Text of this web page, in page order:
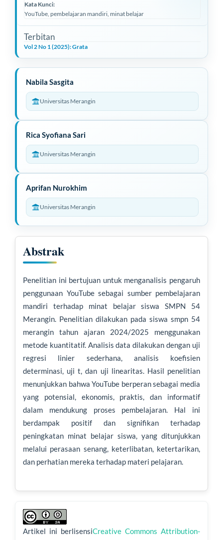
Kata Kunci:
YouTube, pembelajaran mandiri, minat belajar
Terbitan
Vol 2 No 1 (2025): Grata
I
i
A
t
i
e
l
U
m
Nabila Sasgita
Universitas Merangin
Rica Syofiana Sari
Universitas Merangin
Aprifan Nurokhim
Universitas Merangin
Abstrak
Penelitian ini bertujuan untuk menganalisis pengaruh
penggunaan YouTube sebagai sumber pembelajaran
mandiri terhadap minat belajar siswa SMPN 54
Merangin. Penelitian dilakukan pada siswa smpn 54
merangin tahun ajaran 2024/2025 menggunakan
metode kuantitatif. Analisis data dilakukan dengan uji
regresi linier sederhana, analisis koefisien
determinasi, uji t, dan uji linearitas. Hasil penelitian
menunjukkan bahwa YouTube berperan sebagai media
yang potensial, ekonomis, praktis, dan informatif
dalam mendukung proses pembelajaran. Hal ini
berdampak positif dan signifikan terhadap
peningkatan minat belajar siswa, yang ditunjukkan
melalui perasaan senang, keterlibatan, ketertarikan,
dan perhatian mereka terhadap materi pelajaran.
R
Artikel ini berlisensiCreative Commons Attribution-